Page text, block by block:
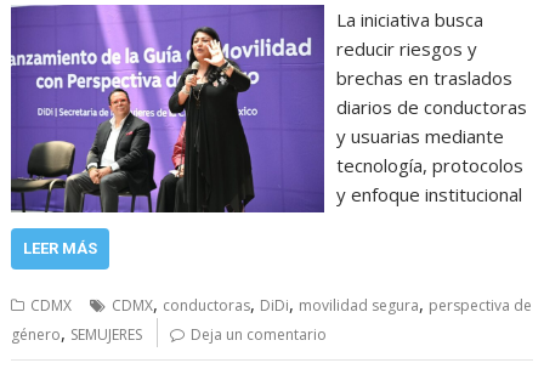
La iniciativa busca
reducir riesgos y
brechas en traslados
diarios de conductoras
y usuarias mediante
tecnología, protocolos
y enfoque institucional
LEER MÁS
CDMX CDMX, conductoras, DiDi, movilidad segura, perspectiva de
género, SEMUJERES Deja un comentario